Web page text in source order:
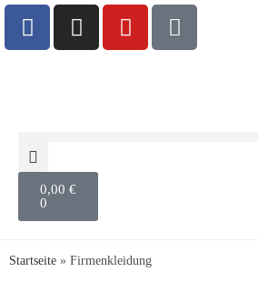
0,00 €
0
Startseite » Firmenkleidung